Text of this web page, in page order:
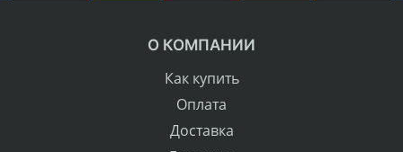
О КОМПАНИИ
Как купить
Оплата
Доставка